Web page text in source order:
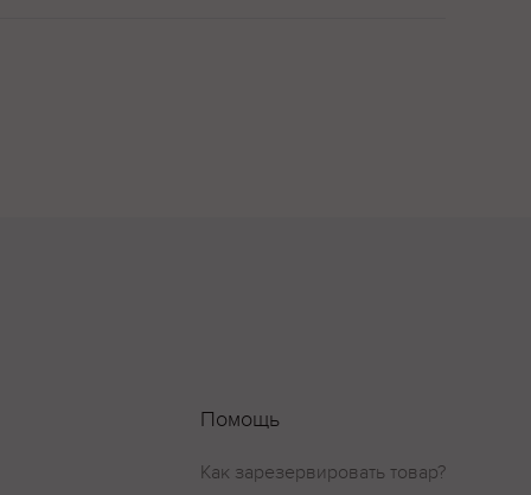
Помощь
Как зарезервировать товар?